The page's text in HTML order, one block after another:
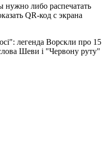
нужно либо распечатать
QR-код с экрана
легенда Ворскли про 15
Шеви і "Червону руту"